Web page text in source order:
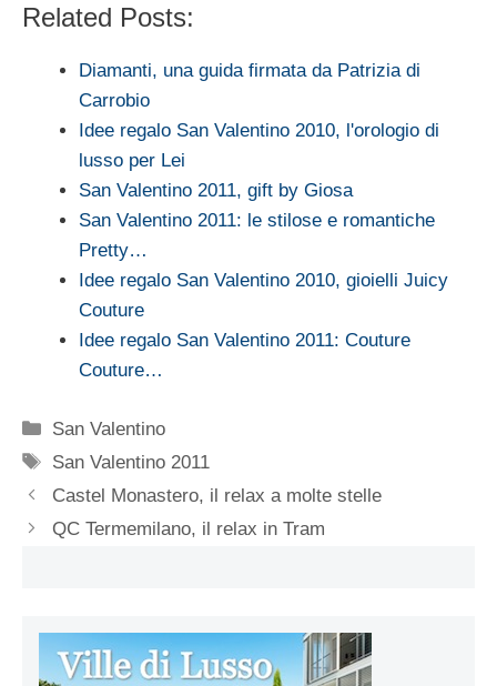
Related Posts:
Diamanti, una guida firmata da Patrizia di
Carrobio
Idee regalo San Valentino 2010, l'orologio di
lusso per Lei
San Valentino 2011, gift by Giosa
San Valentino 2011: le stilose e romantiche
Pretty…
Idee regalo San Valentino 2010, gioielli Juicy
Couture
Idee regalo San Valentino 2011: Couture
Couture…
Categorie
San Valentino
Tag
San Valentino 2011
Castel Monastero, il relax a molte stelle
QC Termemilano, il relax in Tram